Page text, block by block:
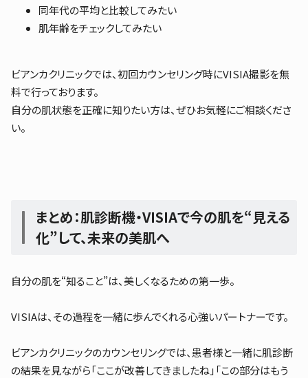
同年代の平均と比較してみたい
肌年齢をチェックしてみたい
ビアンカクリニックでは、初回カウンセリング時にVISIA撮影を無
料で行っております。
自分の肌状態を正確に知りたい方は、ぜひお気軽にご相談くださ
い。
まとめ：肌診断機・VISIAで今の肌を“見える
化”して、未来の美肌へ
自分の肌を“知ること”は、美しくなるための第一歩。
VISIAは、その過程を一緒に歩んでくれる心強いパートナーです。
ビアンカクリニックのカウンセリングでは、患者様と一緒に肌診断
の結果を見ながら「ここが改善してきましたね」「この部分はもう